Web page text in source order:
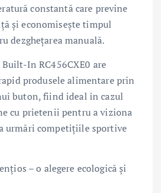
constantă care previne
și economisește timpul
dezghețarea manuală.
In RC456CXE0 are
produsele alimentare prin
buton, fiind ideal în cazul
cu prietenii pentru a viziona
urmări competițiile sportive
– o alegere ecologică și